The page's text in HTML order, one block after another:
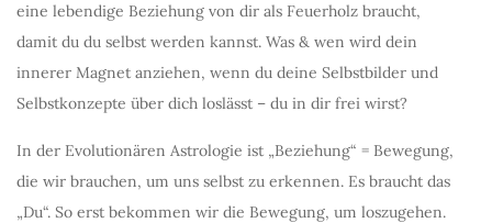
eine lebendige Beziehung von dir als Feuerholz braucht,
damit du du selbst werden kannst. Was & wen wird dein
innerer Magnet anziehen, wenn du deine Selbstbilder und
Selbstkonzepte über dich loslässt – du in dir frei wirst?
In der Evolutionären Astrologie ist „Beziehung“ = Bewegung,
die wir brauchen, um uns selbst zu erkennen. Es braucht das
„Du“. So erst bekommen wir die Bewegung, um loszugehen.